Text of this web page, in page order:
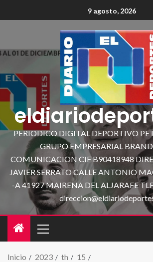
9 agosto, 2026
PERIODICO DIGITAL DEPORTIVO
GRUPO EMPRESARIAL
COMUNICACION CIF B90418948
JAVIER SERRATO CALLE ANTONIO
-A 41927 MAIRENA DEL ALJARAFE
Inicio 2023 th
15